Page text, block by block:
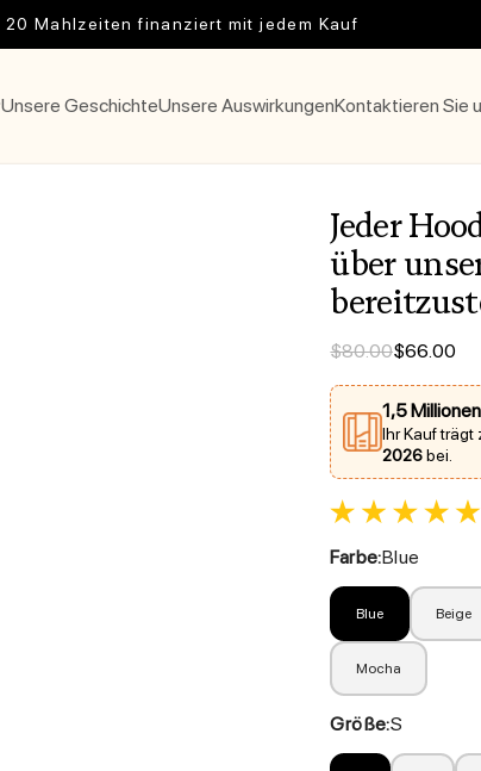
20 Mahlzeiten finanziert mit jedem Kauf
Unsere GeschichteUnsere AuswirkungenKontaktieren Sie
Jeder
über
Verkaufspreis
$66.00
Regulärer Preis
$80.00
1,5 Millionen
Ihr Kauf
2026bei.
24
Farbe:Blue
Blue Beige
Mocha
Größe:S